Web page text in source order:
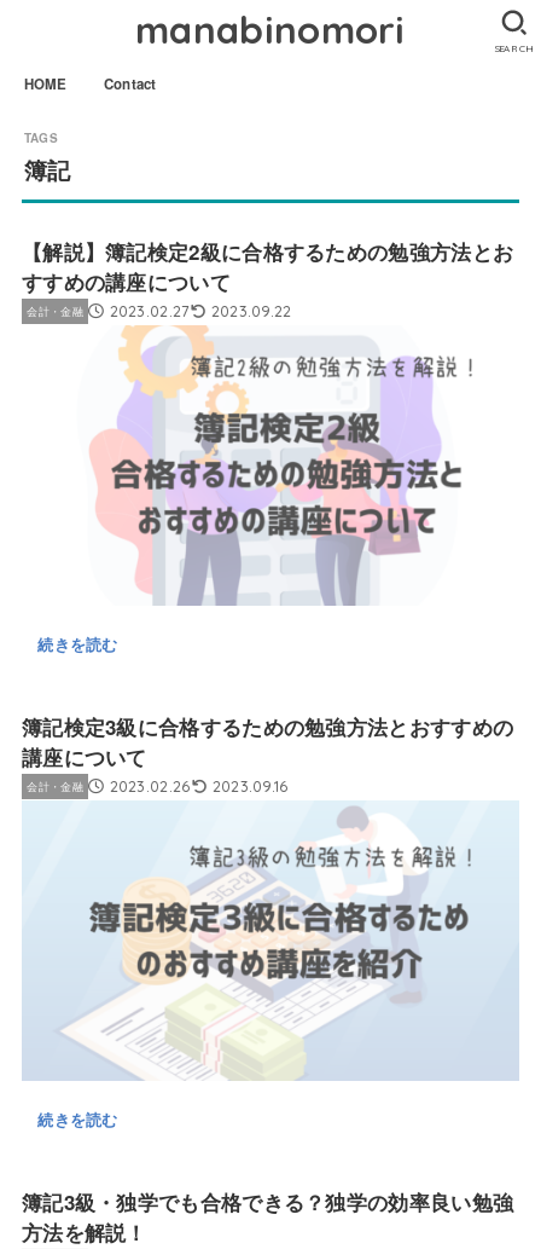
manabinomori
HOME Contact
SEARCH
簿記
【解説】簿記検定2級に合格するための勉強方法とお
すすめの講座について
会計・金融 2023.02.27 2023.09.22
続きを読む
簿記検定3級に合格するための勉強方法とおすすめの
講座について
会計・金融 2023.02.26 2023.09.16
続きを読む
簿記3級・独学でも合格できる？独学の効率良い勉強
方法を解説！